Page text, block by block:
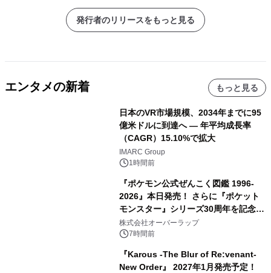
しました
発行者のリリースをもっと見る
エンタメの新着 もっと見る
日本のVR市場規模、2034年までに95
億米ドルに到達へ ― 年平均成長率
（CAGR）15.10%で拡大
IMARC Group
1時間前
『ポケモン公式ぜんこく図鑑 1996-
2026』本日発売！ さらに『ポケット
モンスター』シリーズ30周年を記念し
た画集『ポケットモンスター ビジュア
ルアートブック』の発売決定！ 2026
株式会社オーバーラップ
7時間前
『Karous -The Blur of Re:venant-
New Order』 2027年1月発売予定！